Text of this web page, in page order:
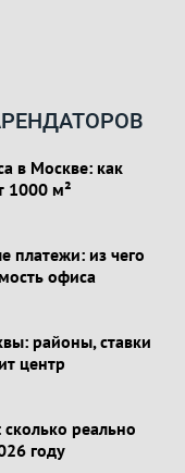
в Москве: как
1000 м²
платежи: из чего
офиса
районы, ставки
центр
реально
году